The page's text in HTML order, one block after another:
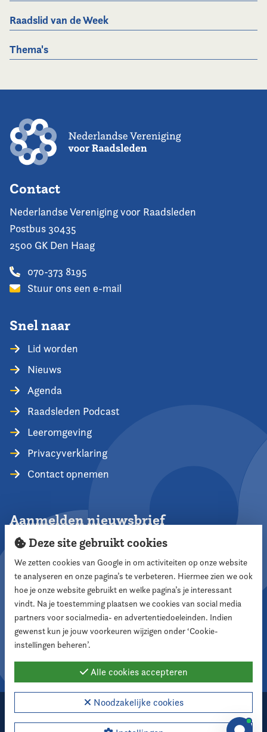
Raadslid van de Week
Thema's
Contact
Nederlandse Vereniging voor Raadsleden
Postbus 30435
2500 GK Den Haag
070-373 8195
Stuur ons een e-mail
Snel naar
Lid worden
Nieuws
Agenda
Raadsleden Podcast
Leeromgeving
Privacyverklaring
Contact opnemen
Aanmelden nieuwsbrief
Aanmelden
Volg ons
2026 Nederlandse Vereniging voor Raadsleden
Cookie instellingen
Deze site gebruikt cookies
We zetten cookies van Google in om activiteiten op onze website
te analyseren en onze pagina’s te verbeteren. Hiermee zien we ook
hoe je onze website gebruikt en welke pagina’s je interessant
vindt. Na je toestemming plaatsen we cookies van social media
partners voor socialmedia- en advertentiedoeleinden. Indien
gewenst kun je jouw voorkeuren wijzigen onder ‘Cookie-
instellingen beheren’.
Alle cookies accepteren
Noodzakelijke cookies